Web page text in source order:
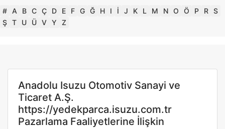
# A B C Ç D E F G Ğ H I İ J K L M N O Ö P R S
Ş T U Ü V Y Z
Anadolu Isuzu Otomotiv Sanayi ve
Ticaret A.Ş.
https://yedekparca.isuzu.com.tr
Pazarlama Faaliyetlerine İlişkin